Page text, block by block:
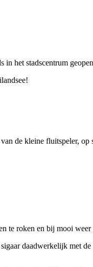
in het stadscentrum
de kleine fluitspeler,
te roken en bij mooi
daadwerkelijk met